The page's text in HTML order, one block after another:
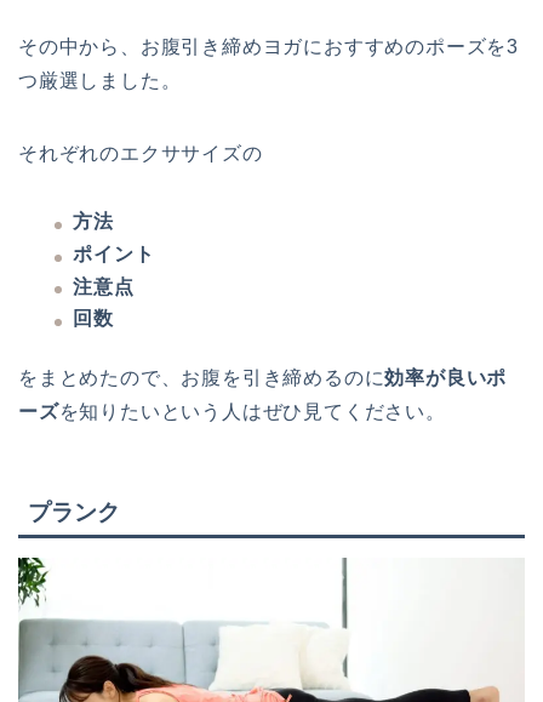
その中から、お腹引き締めヨガにおすすめのポーズを3
つ厳選しました。
それぞれのエクササイズの
方法
ポイント
注意点
回数
をまとめたので、お腹を引き締めるのに効率が良いポ
ーズを知りたいという人はぜひ見てください。
プランク